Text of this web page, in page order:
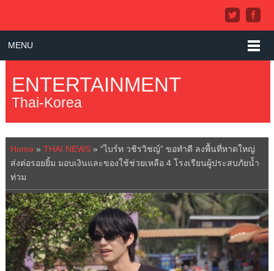
MENU
ENTERTAINMENT
Thai-Korea
Home » THAI NEWS» “ไบร์ท วชิรวิชญ์” ขอทำดี ลงพื้นที่หาดใหญ่
ส่งต่อรอยยิ้ม มอบเงินและของใช้ช่วยเหลือ 4 โรงเรียนผู้ประสบภัยน้ำ
ท่วม